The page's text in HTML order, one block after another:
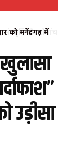
और रोमांच का
उड़ीसा